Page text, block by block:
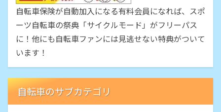
自転車保険が自動加入になる有料会員になれば、スポ
ーツ自転車の祭典「サイクルモード」がフリーパス
に！他にも自転車ファンには見逃せない特典がついて
います！
自転車のサブカテゴリ